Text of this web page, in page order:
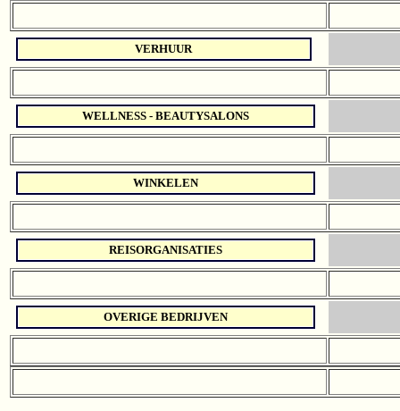
VERHUUR
WELLNESS - BEAUTYSALONS
WINKELEN
REISORGANISATIES
OVERIGE BEDRIJVEN